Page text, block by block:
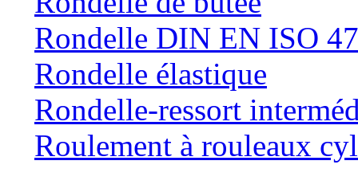
Rondelle DIN EN ISO
Rondelle élastique
Rondelle-ressort
Roulement à rouleaux